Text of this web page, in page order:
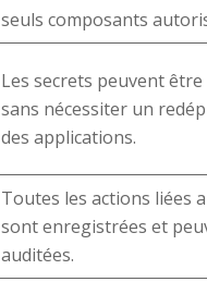
seuls composants
Les secrets peuvent
sans nécessiter un
des applications.
Toutes les actions liées
sont enregistrées et
auditées.